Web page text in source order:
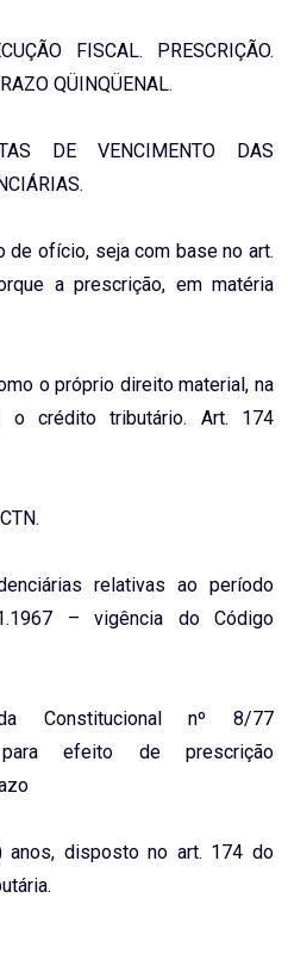
FISCAL. PRESCRIÇÃO.
QÜINQÜENAL.
DE VENCIMENTO DAS
de ofício, seja com base no art.
a prescrição, em matéria
o próprio direito material, na
o crédito tributário. Art. 174
relativas ao período
– vigência do Código
Constitucional nº 8/77
para efeito de prescrição
anos, disposto no art. 174 do